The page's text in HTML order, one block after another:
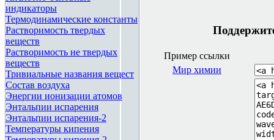
индикаторы
Термодинамические константы
Растворимость твердых
веществ
Растворимость не твердых
веществ
Тривиальные названия вещест
Состав воздуха
Энергии ионизации атомов
Энтальпии испарения
Энтальпии испарения-2
Температуры кипения
Пример ссылки
Мир химии